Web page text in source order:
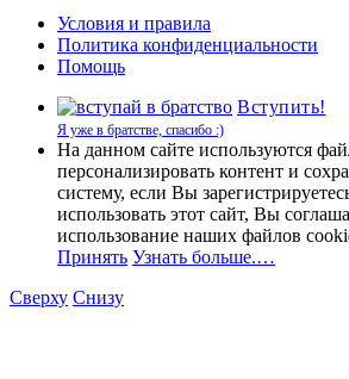
Условия и правила
Политика конфиденциальности
Помощь
Вступить!
Я уже в братстве, спасибо :)
На данном сайте используются
персонализировать контент и
систему, если Вы
использовать этот сайт, Вы
использование наших файлов
Принять Узнать больше.…
Сверху Снизу